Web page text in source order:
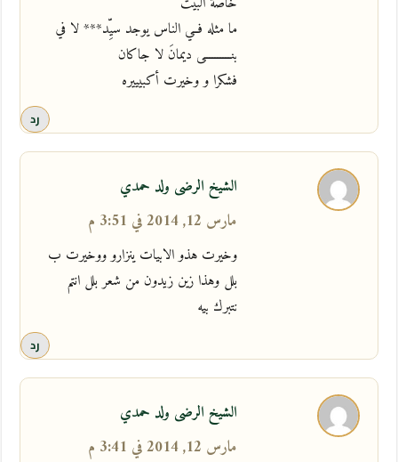
ما مثله فــي الناس يوجد سيِّد*** لا في
بنــــــــــى ديمانَ لا جاكان
فشكرا و وخيرت أكبيييره
رد
الشيخ الرضى ولد حمدي
مارس 12, 2014 في 3:51 م
وخيرت هذو الابيات ينزارو ووخيرت ب
بلل وهذا زين زيدون من شعر بلل انتم
نتبرك بيه
رد
الشيخ الرضى ولد حمدي
مارس 12, 2014 في 3:41 م